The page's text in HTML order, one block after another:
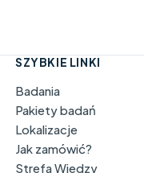
SZYBKIE LINKI
Badania
Pakiety badań
Lokalizacje
Jak zamówić?
Strefa Wiedzy